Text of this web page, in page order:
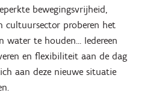
bewegingsvrijheid,
cultuursector proberen het
water te houden... Iedereen
en flexibiliteit aan de dag
aan deze nieuwe situatie